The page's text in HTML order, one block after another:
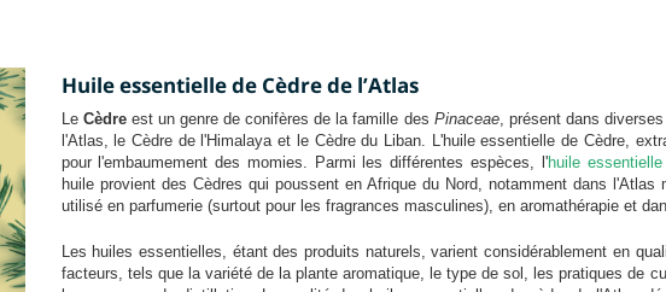
Huile essentielle de Cèdre de l’Atlas
Le Cèdreest un genre de conifères de la famille des Pinaceae, présent dans
l'Atlas, le Cèdre de l'Himalaya et le Cèdre du Liban. L'huile essentielle de Cèdre,
pour l'embaumement des momies. Parmi les différentes espèces, l'huile
huile provient des Cèdres qui poussent en Afrique du Nord, notamment dans
utilisé en parfumerie (surtout pour les fragrances masculines), en aromathérapie et
Les huiles essentielles, étant des produits naturels, varient considérablement en
facteurs, tels que la variété de la plante aromatique, le type de sol, les pratiques de